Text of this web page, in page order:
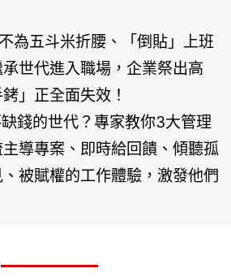
為五斗米折腰、「倒貼」上班
世代進入職場，企業祭出高
」正全面失效！
錢的世代？專家教你3大管理
導專案、即時給回饋、傾聽孤
被賦權的工作體驗，激發他們